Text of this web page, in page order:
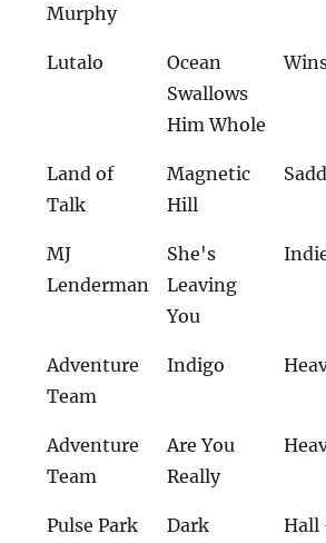
Murphy
Lutalo
Ocean
Swallows
Him Whole
Land of
Talk
Magnetic
Hill
MJ
Lenderman
She's
Leaving
You
Adventure
Team
Indigo
Adventure
Team
Are You
Really
Pulse Park
Dark
Hall